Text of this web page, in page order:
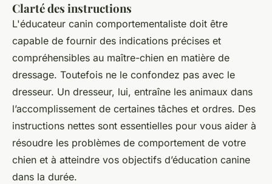
Clarté des instructions
L'éducateur canin comportementaliste doit être
capable de fournir des indications précises et
compréhensibles au maître-chien en matière de
dressage. Toutefois ne le confondez pas avec le
dresseur. Un dresseur, lui, entraîne les animaux dans
l’accomplissement de certaines tâches et ordres. Des
instructions nettes sont essentielles pour vous aider à
résoudre les problèmes de comportement de votre
chien et à atteindre vos objectifs d’éducation canine
dans la durée.